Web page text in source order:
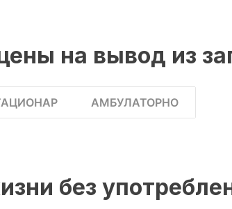
на вывод из
АМБУЛАТОРНО
без